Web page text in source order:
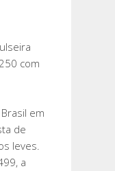
com
em
de
leves.
a